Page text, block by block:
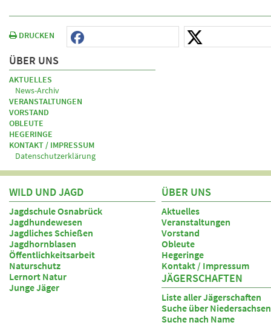
DRUCKEN
ÜBER UNS
AKTUELLES
News-Archiv
VERANSTALTUNGEN
VORSTAND
OBLEUTE
HEGERINGE
KONTAKT / IMPRESSUM
Datenschutzerklärung
WILD UND JAGD
Jagdschule Osnabrück
Jagdhundewesen
Jagdliches Schießen
Jagdhornblasen
Öffentlichkeitsarbeit
Naturschutz
Lernort Natur
Junge Jäger
ÜBER UNS
Aktuelles
Veranstaltungen
Vorstand
Obleute
Hegeringe
Kontakt / Impressum
JÄGERSCHAFTEN
Liste aller Jägerschaften
Suche über
Suche nach Name